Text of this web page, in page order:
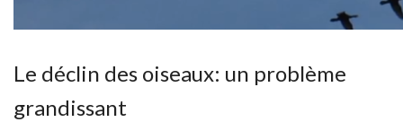
Le déclin des oiseaux: un problème
grandissant